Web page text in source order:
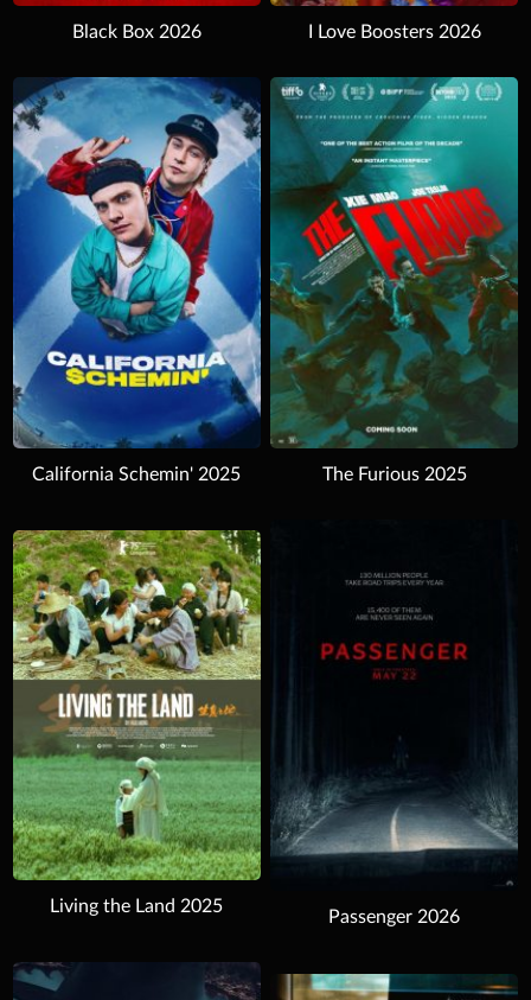
I Love Boosters 2026
Black Box 2026
Download
The Furious 2025
California Schemin' 2025
Download
Passenger 2026
Living the Land 2025